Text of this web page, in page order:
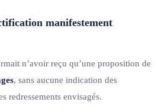
manifestement
n’avoir reçu qu’une proposition de
, sans aucune indication des
redressements envisagés.